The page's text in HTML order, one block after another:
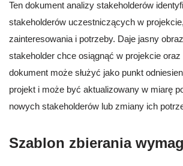
Ten dokument analizy stakeholderów
stakeholderów uczestniczących w
zainteresowania i potrzeby. Daje jasny
stakeholder chce osiągnąć w projekcie oraz
dokument może służyć jako punkt
projekt i może być aktualizowany w miarę
nowych stakeholderów lub zmiany ich
Szablon zbierania